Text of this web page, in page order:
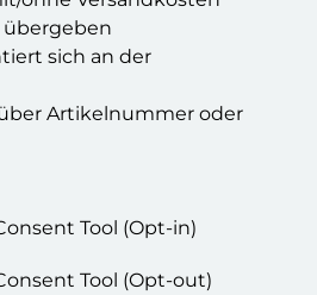
sich an der
Artikelnummer oder
Tool (Opt-in)
Tool (Opt-out)